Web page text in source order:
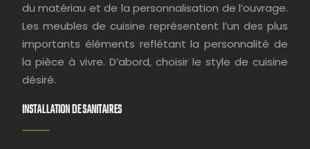
du matériau et de la personnalisation de l’ouvrage.
Les meubles de cuisine représentent l’un des plus
importants éléments reflétant la personnalité de
la pièce à vivre. D’abord, choisir le style de cuisine
désiré.
INSTALLATION DE SANITAIRES